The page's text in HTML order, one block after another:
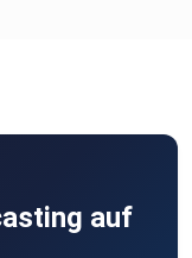
auf